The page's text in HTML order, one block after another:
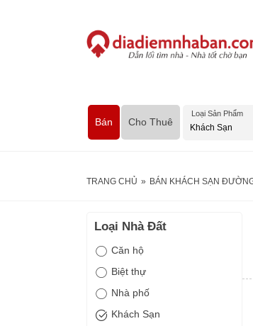
Bán Cho Thuê
Loại Sản Phẩm
TRANG CHỦ » BÁN KHÁCH SẠN
Loại Nhà Đất
Căn hộ
Biệt thự
Nhà phố
Khách Sạn